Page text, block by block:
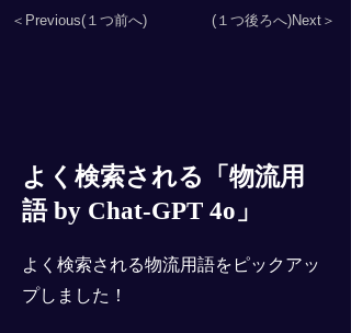
＜Previous(１つ前へ) (１つ後ろへ)Next＞
よく検索される「物流用
語 by Chat-GPT 4o」
よく検索される物流用語をピックアッ
プしました！